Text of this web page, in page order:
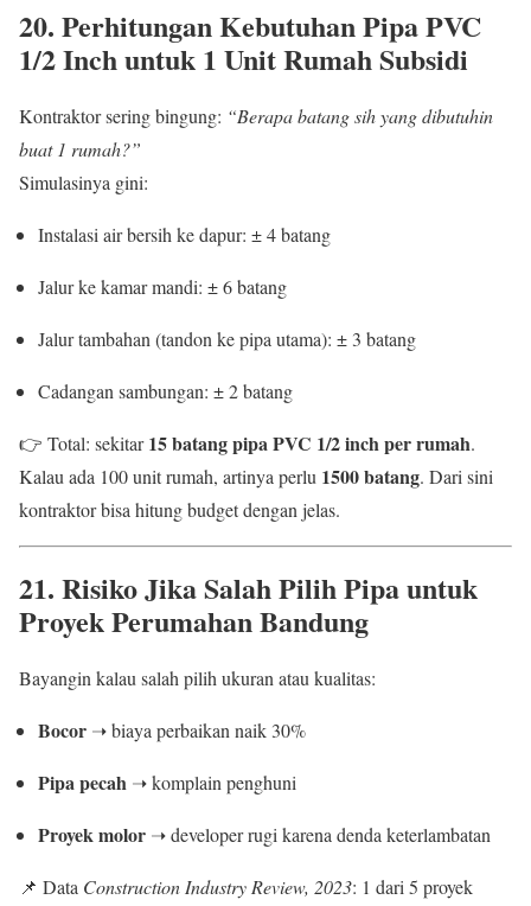
20. Perhitungan Kebutuhan Pipa PVC
1/2 Inch untuk 1 Unit Rumah Subsidi
Kontraktor sering bingung: “Berapa batang sih yang dibutuhin
buat 1 rumah?”
Simulasinya gini:
Instalasi air bersih ke dapur: ± 4 batang
Jalur ke kamar mandi: ± 6 batang
Jalur tambahan (tandon ke pipa utama): ± 3 batang
Cadangan sambungan: ± 2 batang
👉 Total: sekitar15 batang pipa PVC 1/2 inch per rumah.
Kalau ada 100 unit rumah, artinya perlu 1500 batang. Dari sini
kontraktor bisa hitung budget dengan jelas.
21. Risiko Jika Salah Pilih Pipa untuk
Proyek Perumahan Bandung
Bayangin kalau salah pilih ukuran atau kualitas:
Bocor ➝ biaya perbaikan naik 30%
Pipa pecah ➝ komplain penghuni
Proyek molor ➝ developer rugi karena denda keterlambatan
📌 Data Construction Industry Review, 2023: 1 dari 5 proyek